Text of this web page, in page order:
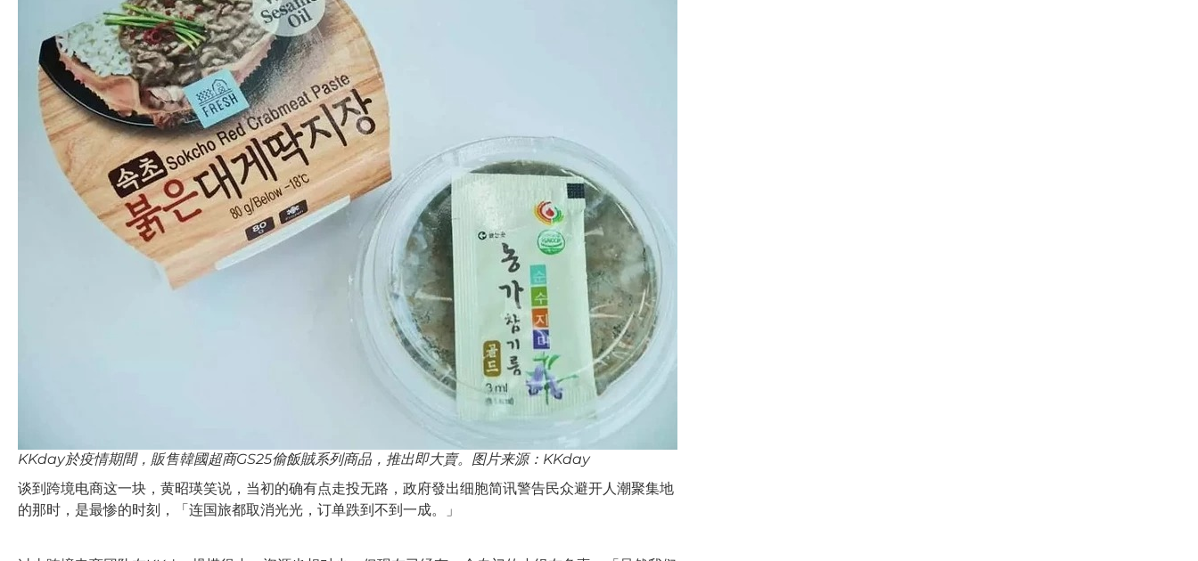
KKday於疫情期間，販售韓國超商GS25偷飯賊系列商品，推出即大賣。图片来源：KKday
谈到跨境电商这一块，黄昭瑛笑说，当初的确有点走投无路，政府發出细胞简讯警告民众避开人潮聚集地
的那时，是最惨的时刻，「连国旅都取消光光，订单跌到不到一成。」